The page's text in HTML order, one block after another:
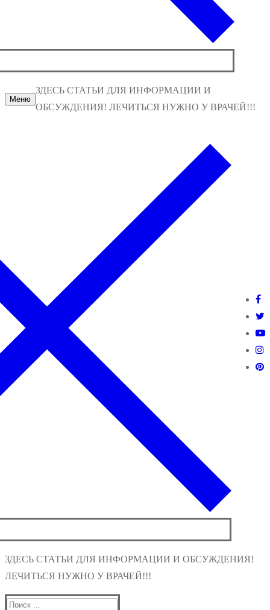
Меню
ЗДЕСЬ СТАТЬИ ДЛЯ ИНФОРМАЦИИ И
ОБСУЖДЕНИЯ! ЛЕЧИТЬСЯ НУЖНО У ВРАЧЕЙ!!!
ЗДЕСЬ СТАТЬИ ДЛЯ ИНФОРМАЦИИ И ОБСУЖДЕНИЯ!
ЛЕЧИТЬСЯ НУЖНО У ВРАЧЕЙ!!!
Найти: